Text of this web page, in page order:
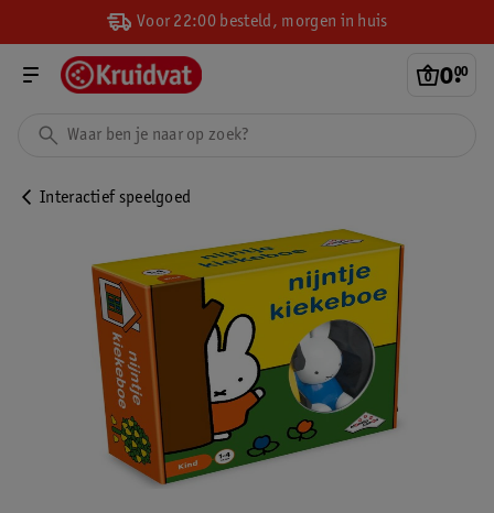
Voor 22:00 besteld, morgen in huis
0.
00
Interactief speelgoed